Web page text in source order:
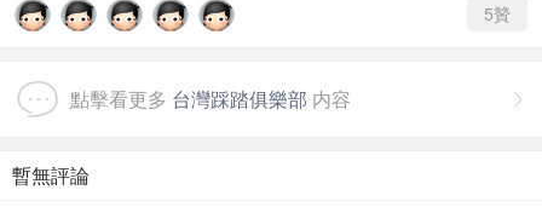
5贊

點擊看更多 台灣踩踏俱樂部 内容
暫無評論